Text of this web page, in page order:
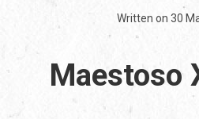
Written on 30
Maestoso